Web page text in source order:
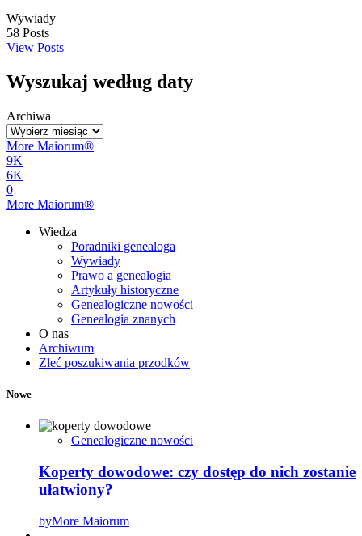
Wywiady
58 Posts
View Posts
Wyszukaj według daty
Archiwa
More Maiorum®
9K
6K
0
More Maiorum®
Wiedza
Poradniki genealoga
Wywiady
Prawo a genealogia
Artykuły historyczne
Genealogiczne nowości
Genealogia znanych
O nas
Archiwum
Zleć poszukiwania przodków
Nowe
Genealogiczne nowości
Koperty dowodowe: czy dostęp do nich zostanie
ułatwiony?
byMore Maiorum